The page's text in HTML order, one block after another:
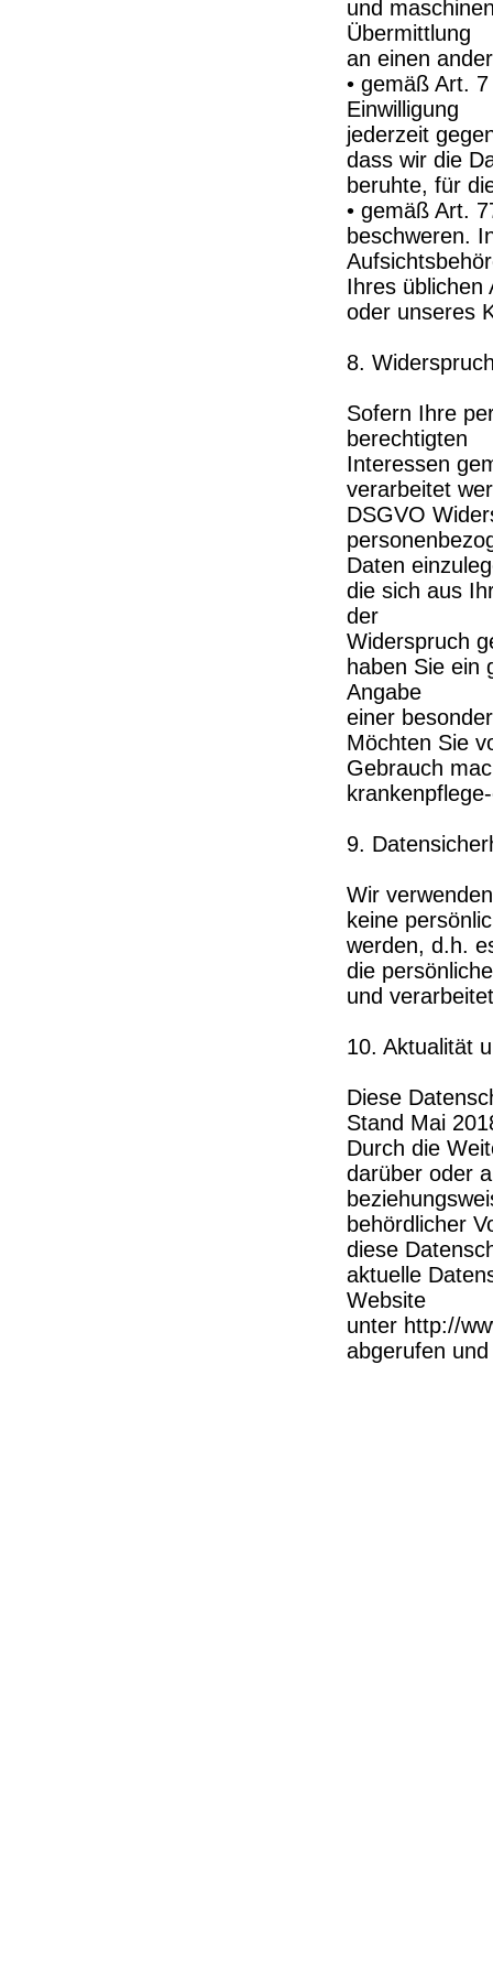
und
Übermittlung
an einen
• gemäß Art.
Einwilligung
jederzeit
dass wir die
beruhte, für
• gemäß Art.
beschweren.
Ihres üblichen
oder unseres
8.
Sofern Ihre
berechtigten
Interessen
verarbeitet
DSGVO
Daten
die sich aus
der
Widerspruch
haben Sie ein
Angabe
einer
Möchten Sie
Gebrauch
9.
Wir
keine
werden, d.h.
die
und
10. Aktualität
Diese
Stand Mai
Durch die
darüber oder
behördlicher
diese
aktuelle
Website
unter http://
abgerufen